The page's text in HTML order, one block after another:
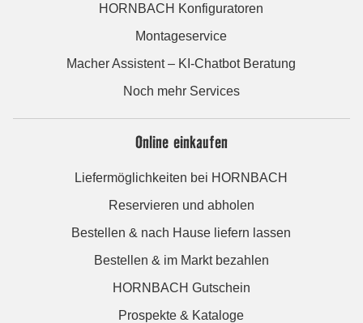
HORNBACH Konfiguratoren
Montageservice
Macher Assistent – KI-Chatbot Beratung
Noch mehr Services
Online einkaufen
Liefermöglichkeiten bei HORNBACH
Reservieren und abholen
Bestellen & nach Hause liefern lassen
Bestellen & im Markt bezahlen
HORNBACH Gutschein
Prospekte & Kataloge